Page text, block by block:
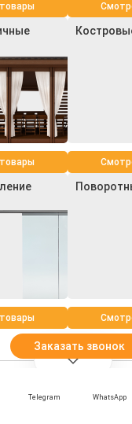
Заказать звонок
Telegram WhatsApp